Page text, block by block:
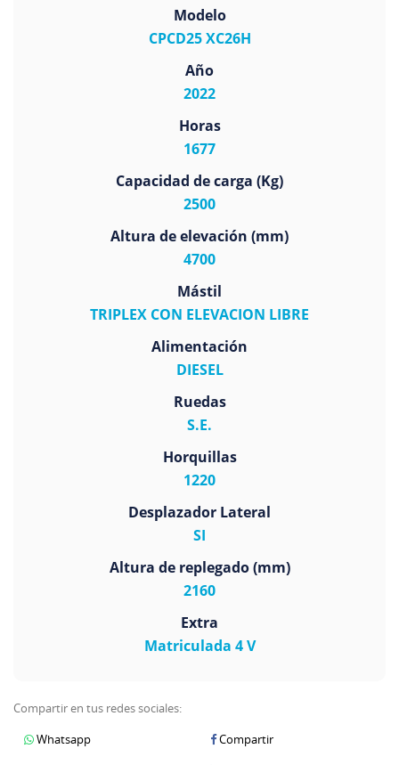
Modelo
CPCD25 XC26H
Año
2022
Horas
1677
Capacidad de carga (Kg)
2500
Altura de elevación (mm)
4700
Mástil
TRIPLEX CON ELEVACION LIBRE
Alimentación
DIESEL
Ruedas
S.E.
Horquillas
1220
Desplazador Lateral
SI
Altura de replegado (mm)
2160
Extra
Matriculada 4 V
Compartir en tus redes sociales:
Whatsapp
Compartir